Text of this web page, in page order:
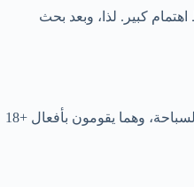
كبير. لذا، وبعد بحث
عن مغامراتهم في السباحة، وهما يقومون بأفعال +18